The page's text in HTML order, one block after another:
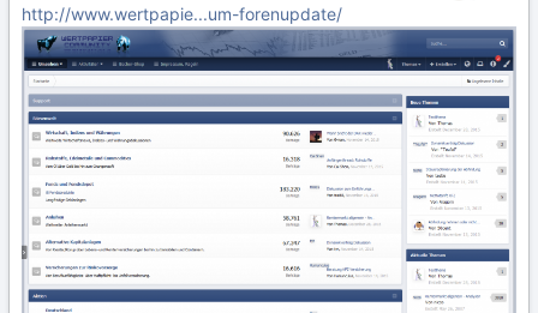
http://www.wertpapie...um-forenupdate/